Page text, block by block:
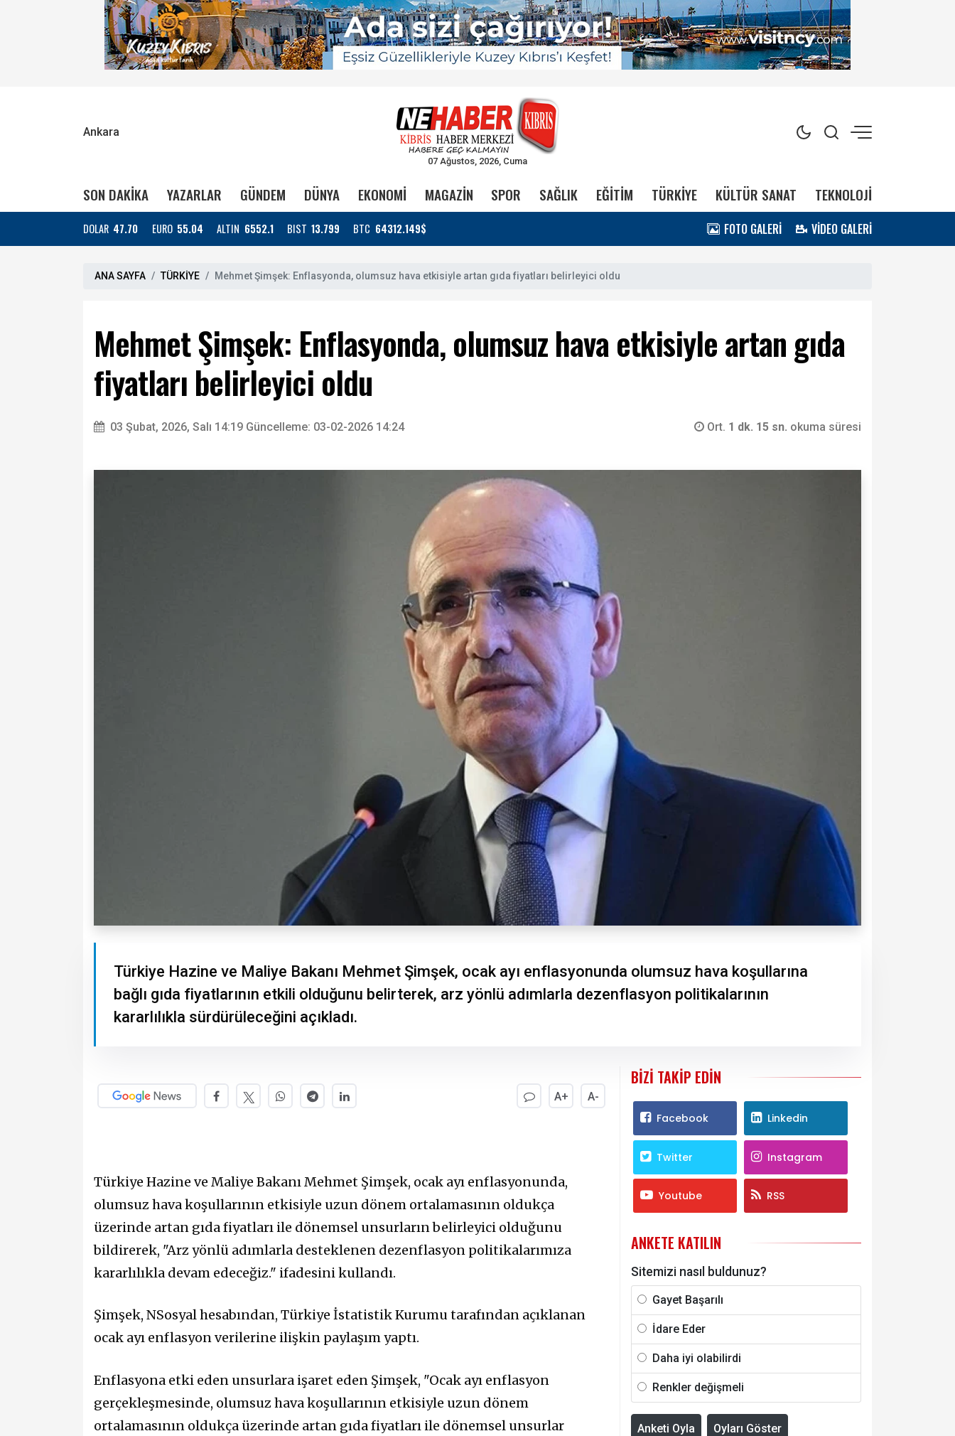
Ankara
07 Ağustos, 2026, Cuma
SON DAKİKA YAZARLAR GÜNDEM DÜNYA EKONOMİ MAGAZİN SPOR SAĞLIK EĞİTİM TÜRKİYE KÜLTÜR SANAT TEKNOLOJİ
DOLAR 47.70 EURO 55.04 ALTIN 6552.1 BIST 13.799 BTC 64312.149$ FOTO GALERİ VİDEO GALERİ
ANA SAYFA TÜRKİYE Mehmet Şimşek: Enflasyonda, olumsuz hava etkisiyle artan gıda fiyatları belirleyici oldu
Mehmet Şimşek: Enflasyonda, olumsuz hava etkisiyle artan gıda
fiyatları belirleyici oldu
03 Şubat, 2026, Salı 14:19 Güncelleme: 03-02-2026 14:24 Ort. 1 dk. 15 sn. okuma süresi
Türkiye Hazine ve Maliye Bakanı Mehmet Şimşek, ocak ayı enflasyonunda olumsuz hava koşullarına
bağlı gıda fiyatlarının etkili olduğunu belirterek, arz yönlü adımlarla dezenflasyon politikalarının
kararlılıkla sürdürüleceğini açıkladı.
A+ A-
Türkiye Hazine ve Maliye Bakanı Mehmet Şimşek, ocak ayı enflasyonunda,
olumsuz hava koşullarının etkisiyle uzun dönem ortalamasının oldukça
üzerinde artan gıda fiyatları ile dönemsel unsurların belirleyici olduğunu
bildirerek, "Arz yönlü adımlarla desteklenen dezenflasyon politikalarımıza
kararlılıkla devam edeceğiz." ifadesini kullandı.
Şimşek, NSosyal hesabından, Türkiye İstatistik Kurumu tarafından açıklanan
ocak ayı enflasyon verilerine ilişkin paylaşım yaptı.
Enflasyona etki eden unsurlara işaret eden Şimşek, "Ocak ayı enflasyon
gerçekleşmesinde, olumsuz hava koşullarının etkisiyle uzun dönem
ortalamasının oldukça üzerinde artan gıda fiyatları ile dönemsel unsurlar
BIZI TAKIP EDIN
Facebook Linkedin
Twitter Instagram
Youtube RSS
ANKETE KATILIN
Sitemizi nasıl buldunuz?
Gayet Başarılı
İdare Eder
Daha iyi olabilirdi
Renkler değişmeli
Anketi Oyla Oyları Göster